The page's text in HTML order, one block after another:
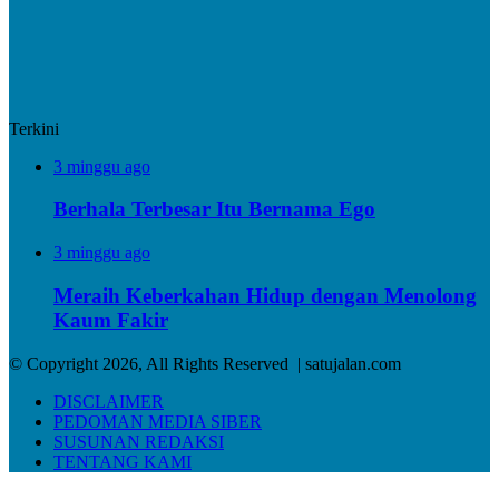
Terkini
3 minggu ago
Berhala Terbesar Itu Bernama Ego
3 minggu ago
Meraih Keberkahan Hidup dengan Menolong
Kaum Fakir
© Copyright 2026, All Rights Reserved | satujalan.com
DISCLAIMER
PEDOMAN MEDIA SIBER
SUSUNAN REDAKSI
TENTANG KAMI